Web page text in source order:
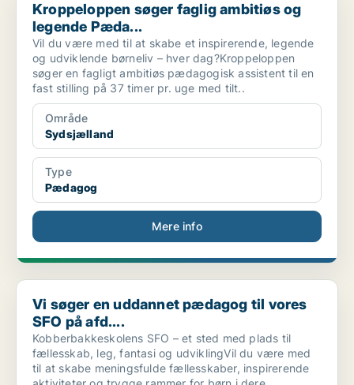
Kroppeloppen søger faglig ambitiøs og
legende Pæda...
Vil du være med til at skabe et inspirerende, legende
og udviklende børneliv – hver dag?Kroppeloppen
søger en fagligt ambitiøs pædagogisk assistent til en
fast stilling på 37 timer pr. uge med tilt..
Område
Sydsjælland
Type
Pædagog
Mere info
Vi søger en uddannet pædagog til vores SFO på afd....
Vi søger en uddannet pædagog til vores
SFO på afd....
Kobberbakkeskolens SFO – et sted med plads til
fællesskab, leg, fantasi og udviklingVil du være med
til at skabe meningsfulde fællesskaber, inspirerende